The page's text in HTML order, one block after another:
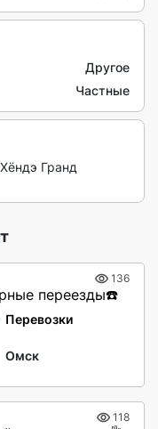
Другое
Частные
136
переезды☎️
Перевозки
Омск
118